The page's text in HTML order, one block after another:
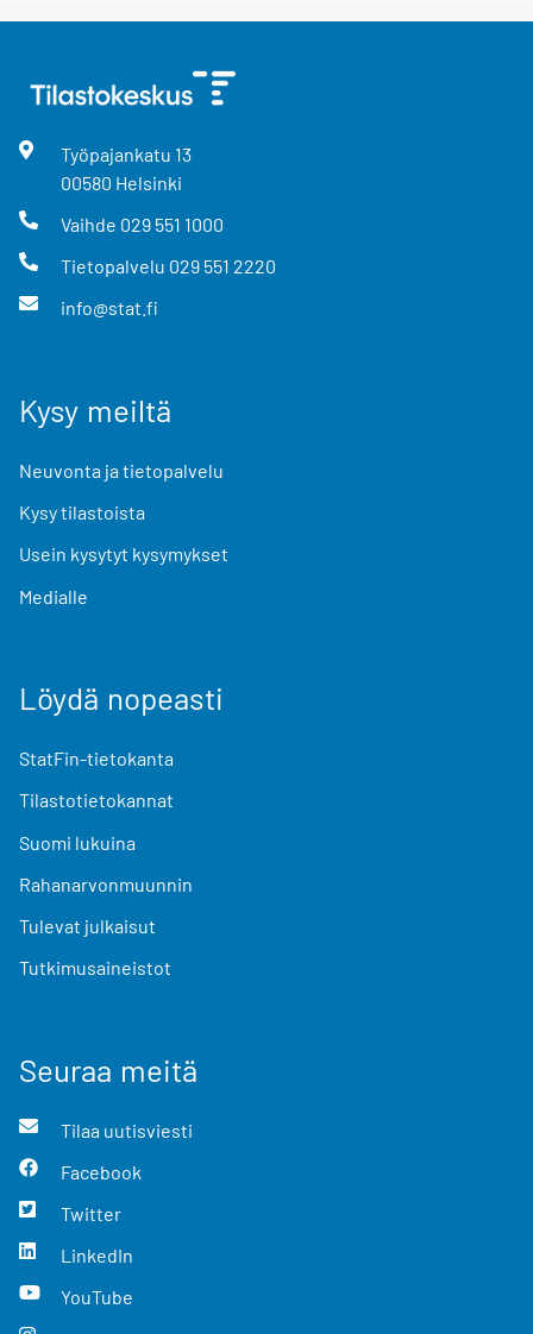
Työpajankatu 13
00580 Helsinki
Vaihde 029 551 1000
Tietopalvelu 029 551 2220
info@stat.fi
Kysy meiltä
Neuvonta ja tietopalvelu
Kysy tilastoista
Usein kysytyt kysymykset
Medialle
Löydä nopeasti
StatFin-tietokanta
Tilastotietokannat
Suomi lukuina
Rahanarvonmuunnin
Tulevat julkaisut
Tutkimusaineistot
Seuraa meitä
Tilaa uutisviesti
Facebook
Twitter
LinkedIn
YouTube